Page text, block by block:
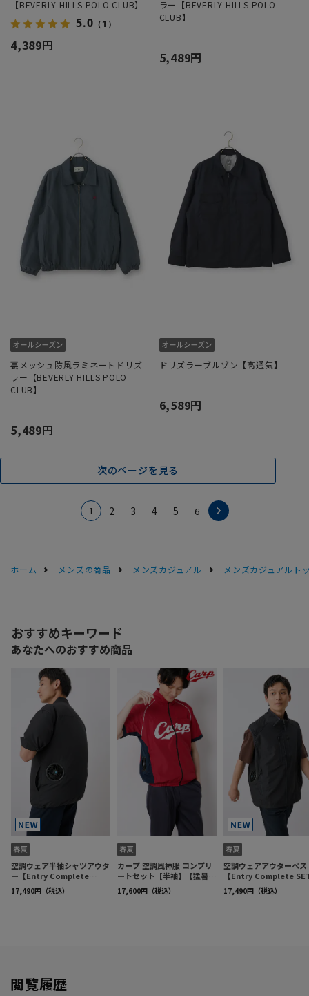
【BEVERLY HILLS POLO CLUB】
5.0 （1）
4,389円
ラー【BEVERLY HILLS POLO
CLUB】
5,489円
裏メッシュ防風ラミネートドリズ
ラー【BEVERLY HILLS POLO
CLUB】
5,489円
ドリズラーブルゾン【高通気】
6,589円
次のページを見る
1 2 3 4 5 6
ホーム メンズの商品 メンズカジュアル メンズカジュアルト
閲覧履歴